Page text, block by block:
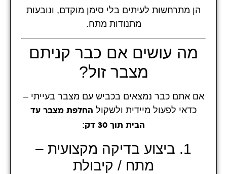
הן מתרחשות לעיתים בלי סימן מוקדם, ונובעות
מתנודות מתח.
מה עושים אם כבר קניתם
מצבר זול?
אם אתם כבר נמצאים בכביש עם מצבר בעייתי –
כדאי לפעול מיידית ולשקול החלפת מצבר עד
הבית תוך 30 דק
:
1. ביצוע בדיקה מקצועית –
מתח / קיבולת